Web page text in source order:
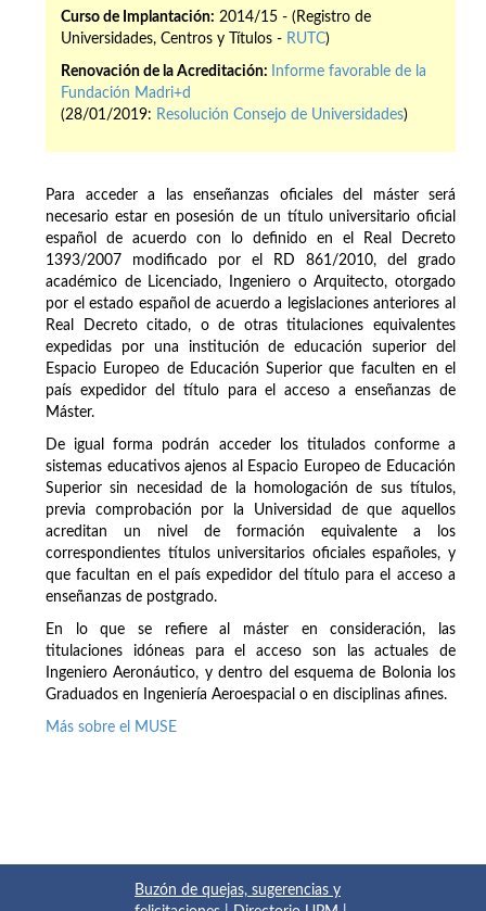
Curso de Implantación: 2014/15 - (Registro de
Universidades, Centros y Títulos - RUTC)
Renovación de la Acreditación:
Informe favorable de la
Fundación Madri+d
(28/01/2019: Resolución Consejo de Universidades)
Para acceder a las enseñanzas oficiales del máster será
necesario estar en posesión de un título universitario oficial
español de acuerdo con lo definido en el Real Decreto
1393/2007 modificado por el RD 861/2010, del grado
académico de Licenciado, Ingeniero o Arquitecto, otorgado
por el estado español de acuerdo a legislaciones anteriores al
Real Decreto citado, o de otras titulaciones equivalentes
expedidas por una institución de educación superior del
Espacio Europeo de Educación Superior que faculten en el
país expedidor del título para el acceso a enseñanzas de
Máster.
De igual forma podrán acceder los titulados conforme a
sistemas educativos ajenos al Espacio Europeo de Educación
Superior sin necesidad de la homologación de sus títulos,
previa comprobación por la Universidad de que aquellos
acreditan un nivel de formación equivalente a los
correspondientes títulos universitarios oficiales españoles, y
que facultan en el país expedidor del título para el acceso a
enseñanzas de postgrado.
En lo que se refiere al máster en consideración, las
titulaciones idóneas para el acceso son las actuales de
Ingeniero Aeronáutico, y dentro del esquema de Bolonia los
Graduados en Ingeniería Aeroespacial o en disciplinas afines.
Más sobre el MUSE
Buzón de quejas, sugerencias y